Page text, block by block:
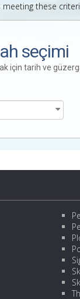
these
seçimi
için tarih ve